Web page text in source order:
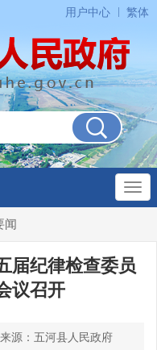
用户中心 繁体
闻
届纪律检查委员
议召开
来源：五河县人民政府